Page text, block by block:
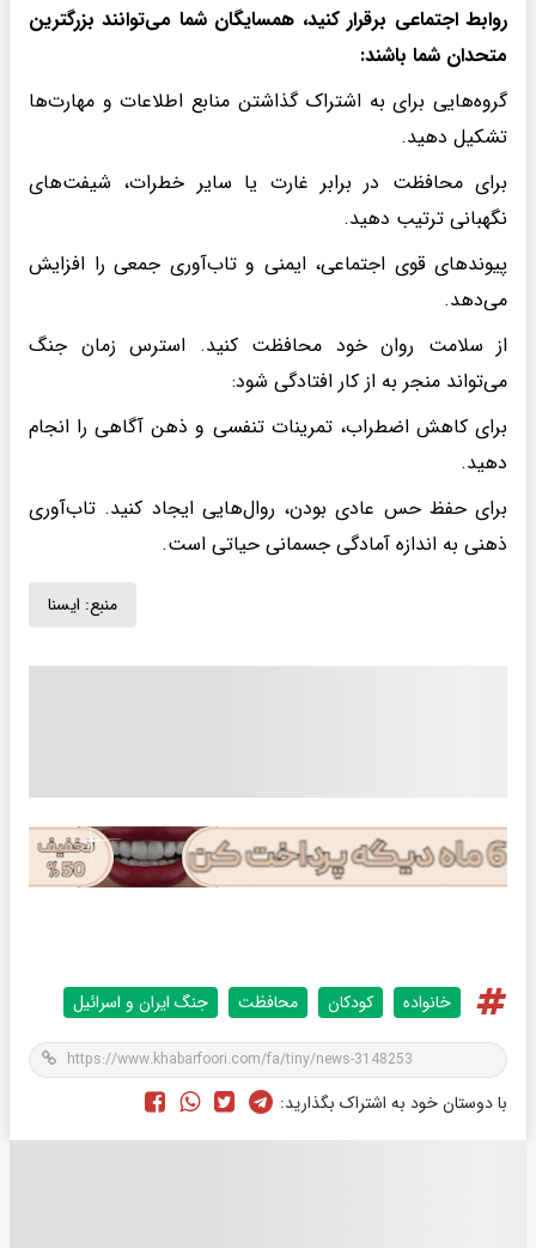
روابط اجتماعی برقرار کنید، همسایگان شما می‌توانند بزرگترین
متحدان شما باشند:
گروه‌هایی برای به اشتراک گذاشتن منابع اطلاعات و مهارت‌ها
تشکیل دهید.
برای محافظت در برابر غارت یا سایر خطرات، شیفت‌های
نگهبانی ترتیب دهید.
پیوندهای قوی اجتماعی، ایمنی و تاب‌آوری جمعی را افزایش
می‌دهد.
از سلامت روان خود محافظت کنید. استرس زمان جنگ
می‌تواند منجر به از کار افتادگی شود:
برای کاهش اضطراب، تمرینات تنفسی و ذهن آگاهی را انجام
دهید.
برای حفظ حس عادی بودن، روال‌هایی ایجاد کنید. تاب‌آوری
ذهنی به اندازه آمادگی جسمانی حیاتی است.
منبع: ايسنا
خانواده کودکان محافظت جنگ ایران و اسرائیل
با دوستان خود به اشتراک بگذارید: